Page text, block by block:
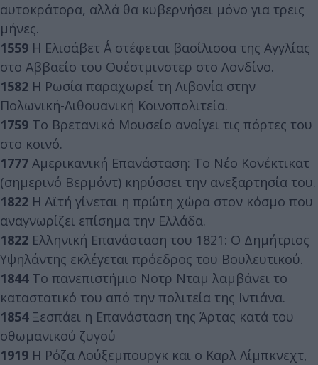
αυτοκράτορα, αλλά θα κυβερνήσει μόνο για τρεις
μήνες.
1559 Η Ελισάβετ Α΄ στέφεται βασίλισσα της Αγγλίας
στο Αββαείο του Ουέστμινστερ στο Λονδίνο.
1582 Η Ρωσία παραχωρεί τη Λιβονία στην
Πολωνική-Λιθουανική Κοινοπολιτεία.
1759 Το Βρετανικό Μουσείο ανοίγει τις πόρτες του
στο κοινό.
1777 Αμερικανική Επανάσταση: Το Νέο Κονέκτικατ
(σημερινό Βερμόντ) κηρύσσει την ανεξαρτησία του.
1822 Η Αϊτή γίνεται η πρώτη χώρα στον κόσμο που
αναγνωρίζει επίσημα την Ελλάδα.
1822 Ελληνική Επανάσταση του 1821: Ο Δημήτριος
Υψηλάντης εκλέγεται πρόεδρος του Βουλευτικού.
1844 Το πανεπιστήμιο Νοτρ Νταμ λαμβάνει το
καταστατικό του από την πολιτεία της Ιντιάνα.
1854 Ξεσπάει η Επανάσταση της Άρτας κατά του
οθωμανικού ζυγού
1919 Η Ρόζα Λούξεμπουργκ και ο Καρλ Λίμπκνεχτ,